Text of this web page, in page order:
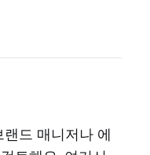
드 매니저나 에